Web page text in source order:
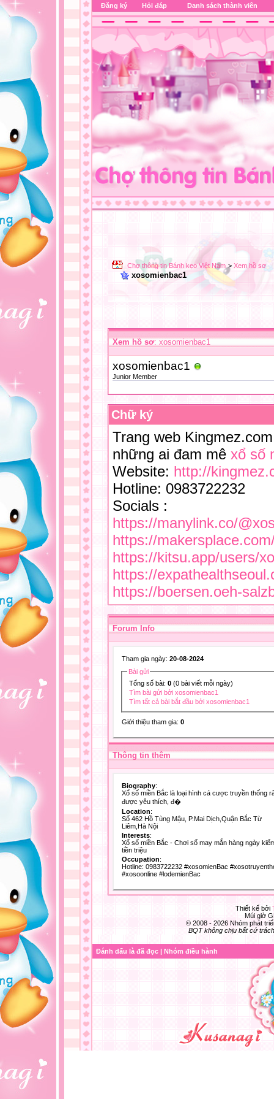
Đăng ký Hỏi đáp Danh sách thành viên
Chợ thông tin Bánh kẹo Việt Nam > Xem hồ sơ
xosomienbac1
Xem hồ sơ: xosomienbac1
xosomienbac1
Junior Member
Chữ ký
Trang web
những ai đam mê xổ số
Website: http://
Hotline: 0983722232
Socials :
https://manylink.co/
https://
https://kitsu.app/users/
https://
https://boersen.oeh-
Forum Info
Tham gia ngày: 20-08-2024
Bài gửi
Tổng số bài:0 (0 bài viết mỗi ngày)
Tìm bài gửi bởi xosomienbac1
Tìm tất cả bài bắt đầu bởi xosomienbac1
Giới thiệu tham gia: 0
Thông tin thêm
Biography:
Xổ số miền Bắc là loại hình cá cược truyền thống
được yêu thích, đ�
Location:
Số 462 Hồ Tùng Mậu, P.Mai Dịch,Quận Bắc Từ
Liêm,Hà Nội
Interests:
Xổ số miền Bắc - Chơi số may mắn hàng ngày
tiền triệu
Occupation:
Hotline: 0983722232 #xosomienBac
#xosoonline #lodemienBac
Thiết kế bởi
Múi giờ
© 2008 - 2026 Nhóm phát
BQT không chịu bất cứ
Đánh dấu là đã đọc | Nhóm điều hành